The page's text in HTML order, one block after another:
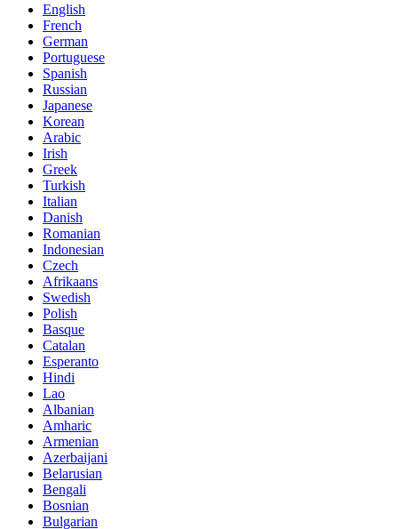
English
French
German
Portuguese
Spanish
Russian
Japanese
Korean
Arabic
Irish
Greek
Turkish
Italian
Danish
Romanian
Indonesian
Czech
Afrikaans
Swedish
Polish
Basque
Catalan
Esperanto
Hindi
Lao
Albanian
Amharic
Armenian
Azerbaijani
Belarusian
Bengali
Bosnian
Bulgarian